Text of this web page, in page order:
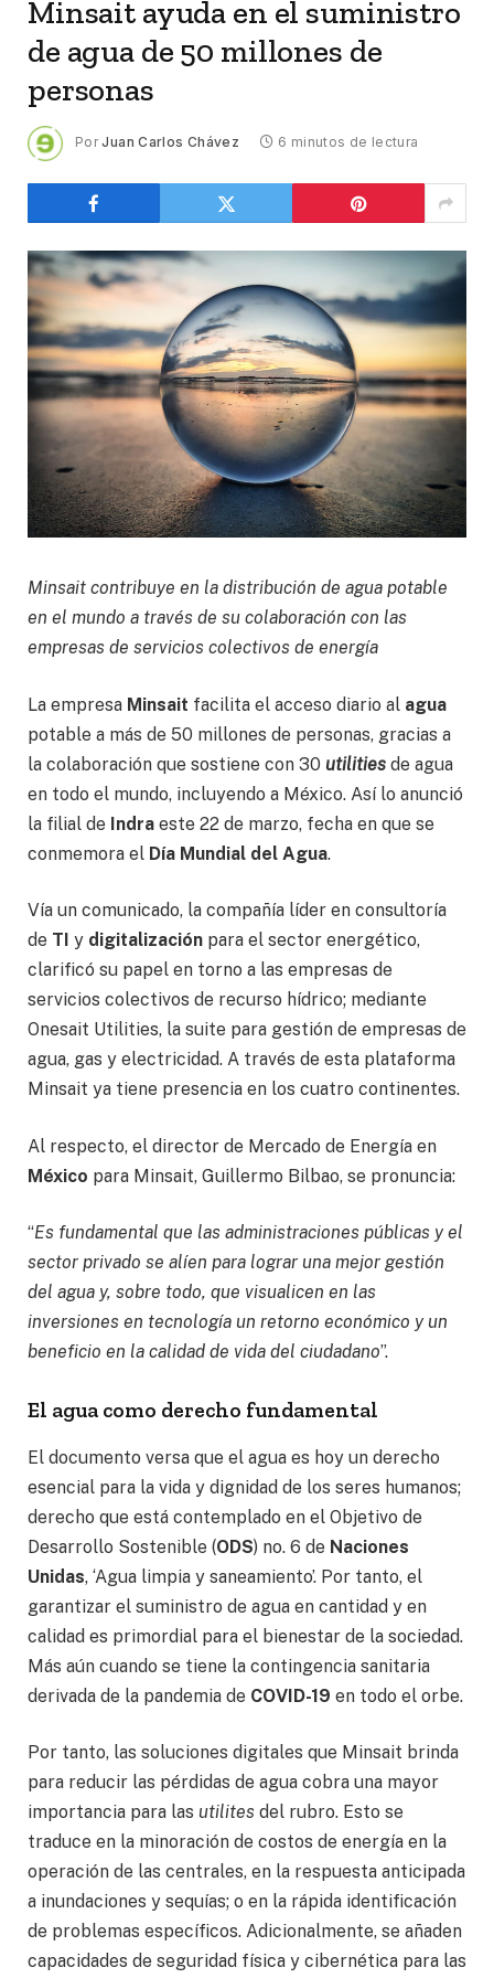
Minsait ayuda en el suministro
de agua de 50 millones de
personas
Por Juan Carlos Chávez 6 minutos de lectura
Minsait contribuye en la distribución de agua potable
en el mundo a través de su colaboración con las
empresas de servicios colectivos de energía
La empresa Minsait facilita el acceso diario al agua
potable a más de 50 millones de personas, gracias a
la colaboración que sostiene con 30 utilities de agua
en todo el mundo, incluyendo a México. Así lo anunció
la filial de Indra este 22 de marzo, fecha en que se
conmemora el Día Mundial del Agua.
Vía un comunicado, la compañía líder en consultoría
de TI y digitalización para el sector energético,
clarificó su papel en torno a las empresas de
servicios colectivos de recurso hídrico; mediante
Onesait Utilities, la suite para gestión de empresas de
agua, gas y electricidad. A través de esta plataforma
Minsait ya tiene presencia en los cuatro continentes.
Al respecto, el director de Mercado de Energía en
México para Minsait, Guillermo Bilbao, se pronuncia:
“Es fundamental que las administraciones públicas y el
sector privado se alíen para lograr una mejor gestión
del agua y, sobre todo, que visualicen en las
inversiones en tecnología un retorno económico y un
beneficio en la calidad de vida del ciudadano”.
El agua como derecho fundamental
El documento versa que el agua es hoy un derecho
esencial para la vida y dignidad de los seres humanos;
derecho que está contemplado en el Objetivo de
Desarrollo Sostenible (ODS) no. 6 de Naciones
Unidas, ‘Agua limpia y saneamiento’. Por tanto, el
garantizar el suministro de agua en cantidad y en
calidad es primordial para el bienestar de la sociedad.
Más aún cuando se tiene la contingencia sanitaria
derivada de la pandemia de COVID-19 en todo el orbe.
Por tanto, las soluciones digitales que Minsait brinda
para reducir las pérdidas de agua cobra una mayor
importancia para las utilites del rubro. Esto se
traduce en la minoración de costos de energía en la
operación de las centrales, en la respuesta anticipada
a inundaciones y sequías; o en la rápida identificación
de problemas específicos. Adicionalmente, se añaden
capacidades de seguridad física y cibernética para las